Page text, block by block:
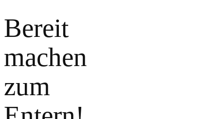
Bereit
machen
zum